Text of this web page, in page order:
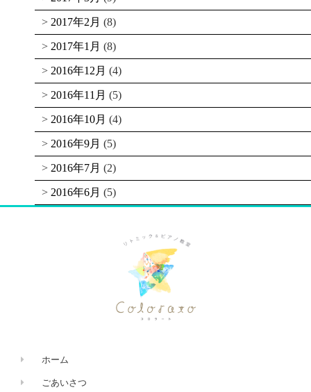
2017年2月 (8)
2017年1月 (8)
2016年12月 (4)
2016年11月 (5)
2016年10月 (4)
2016年9月 (5)
2016年7月 (2)
2016年6月 (5)
ホーム
ごあいさつ